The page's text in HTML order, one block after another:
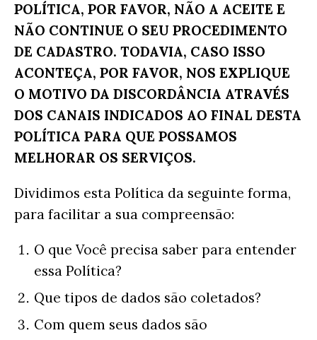
POLÍTICA, POR FAVOR, NÃO A ACEITE E
NÃO CONTINUE O SEU PROCEDIMENTO
DE CADASTRO. TODAVIA, CASO ISSO
ACONTEÇA, POR FAVOR, NOS EXPLIQUE
O MOTIVO DA DISCORDÂNCIA ATRAVÉS
DOS CANAIS INDICADOS AO FINAL DESTA
POLÍTICA PARA QUE POSSAMOS
MELHORAR OS SERVIÇOS.
Dividimos esta Política da seguinte forma,
para facilitar a sua compreensão:
O que Você precisa saber para entender
essa Política?
Que tipos de dados são coletados?
Com quem seus dados são